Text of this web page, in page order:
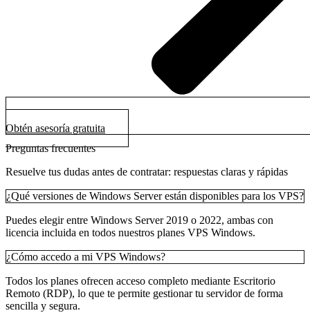
Obtén asesoría gratuita
Preguntas frecuentes
Resuelve tus dudas antes de contratar: respuestas claras y rápidas
¿Qué versiones de Windows Server están disponibles para los VPS?
Puedes elegir entre Windows Server 2019 o 2022, ambas con
licencia incluida en todos nuestros planes VPS Windows.
¿Cómo accedo a mi VPS Windows?
Todos los planes ofrecen acceso completo mediante Escritorio
Remoto (RDP), lo que te permite gestionar tu servidor de forma
sencilla y segura.